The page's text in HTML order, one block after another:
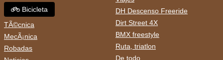
Bicicleta
TÃ©cnica
MecÃ¡nica
Robadas
DH Descenso Freeride
Dirt Street 4X
BMX freestyle
Ruta, triatlon
De todo